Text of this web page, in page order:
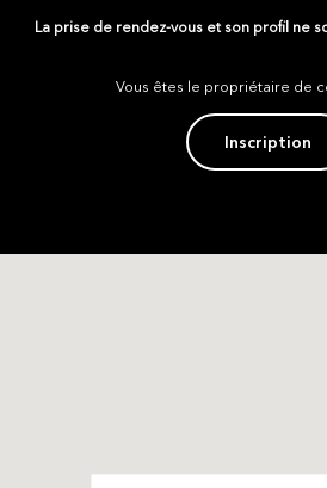
La prise de rendez-vous et son profil ne
Vous êtes le propriétaire de
Inscription